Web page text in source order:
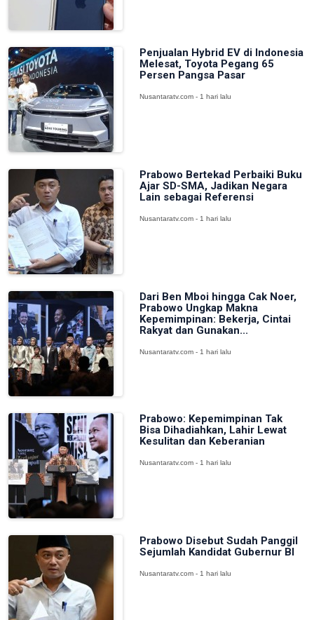
Penjualan Hybrid EV di Indonesia
Melesat, Toyota Pegang 65
Persen Pangsa Pasar
Nusantaratv.com - 1 hari lalu
Prabowo Bertekad Perbaiki Buku
Ajar SD-SMA, Jadikan Negara
Lain sebagai Referensi
Nusantaratv.com - 1 hari lalu
Dari Ben Mboi hingga Cak Noer,
Prabowo Ungkap Makna
Kepemimpinan: Bekerja, Cintai
Rakyat dan Gunakan...
Nusantaratv.com - 1 hari lalu
Prabowo: Kepemimpinan Tak
Bisa Dihadiahkan, Lahir Lewat
Kesulitan dan Keberanian
Nusantaratv.com - 1 hari lalu
Prabowo Disebut Sudah Panggil
Sejumlah Kandidat Gubernur BI
Nusantaratv.com - 1 hari lalu